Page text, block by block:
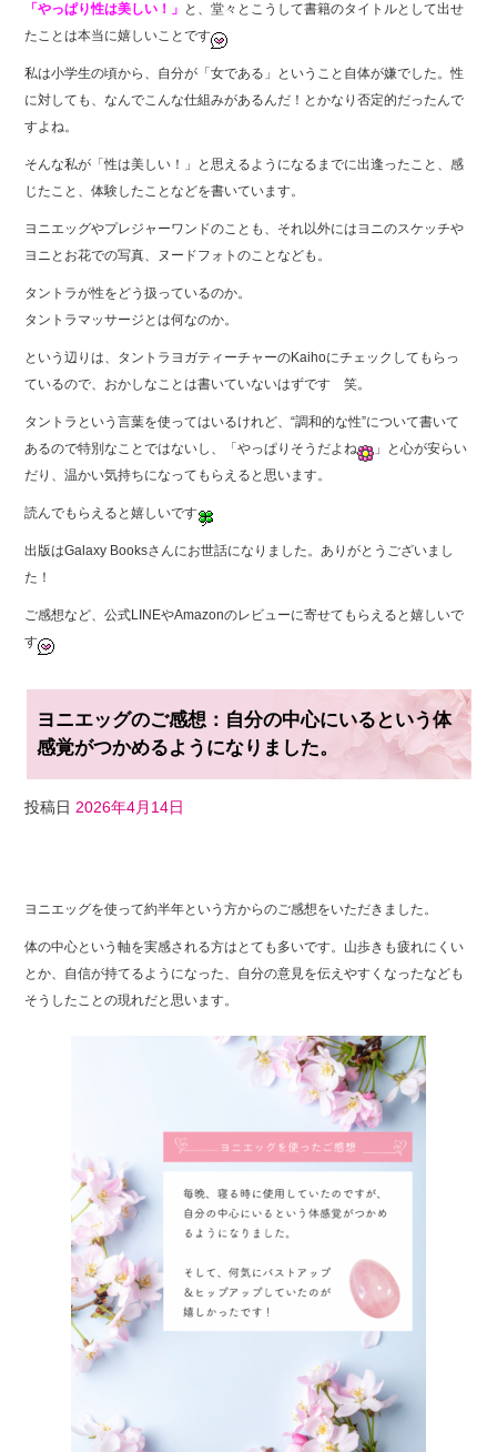
「やっぱり性は美しい！」 と、堂々とこうして書籍のタイトルとして出せ
たことは本当に嬉しいことです
私は小学生の頃から、自分が「女である」ということ自体が嫌でした。性
に対しても、なんでこんな仕組みがあるんだ！とかなり否定的だったんで
すよね。
そんな私が「性は美しい！」と思えるようになるまでに出逢ったこと、感
じたこと、体験したことなどを書いています。
ヨニエッグやプレジャーワンドのことも、それ以外にはヨニのスケッチや
ヨニとお花での写真、ヌードフォトのことなども。
タントラが性をどう扱っているのか。
タントラマッサージとは何なのか。
という辺りは、タントラヨガティーチャーのKaihoにチェックしてもらっ
ているので、おかしなことは書いていないはずです 笑。
タントラという言葉を使ってはいるけれど、“調和的な性”について書いて
あるので特別なことではないし、「やっぱりそうだよね
」と心が安らい
だり、温かい気持ちになってもらえると思います。
読んでもらえると嬉しいです
出版はGalaxy Booksさんにお世話になりました。ありがとうございまし
た！
ご感想など、公式LINEやAmazonのレビューに寄せてもらえると嬉しいで
す
ヨニエッグのご感想：自分の中心にいるという体
感覚がつかめるようになりました。
投稿日 2026年4月14日
a
c
e
b
wi
tt
er
n
e
ヨニエッグを使って約半年という方からのご感想をいただきました。
体の中心という軸を実感される方はとても多いです。山歩きも疲れにくい
とか、自信が持てるようになった、自分の意見を伝えやすくなったなども
そうしたことの現れだと思います。